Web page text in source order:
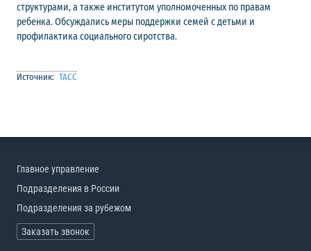
структурами, а также институтом уполномоченных по правам
ребенка. Обсуждались меры поддержки семей с детьми и
профилактика социального сиротства.
Источник: ТАСС
Главное управление
Подразделения в России
Подразделения за рубежом
Заказать звонок